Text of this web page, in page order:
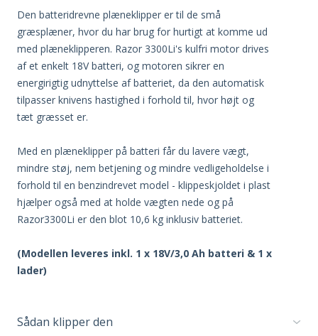
Den batteridrevne plæneklipper er til de små
græsplæner, hvor du har brug for hurtigt at komme ud
med plæneklipperen. Razor 3300Li's kulfri motor drives
af et enkelt 18V batteri, og motoren sikrer en
energirigtig udnyttelse af batteriet, da den automatisk
tilpasser knivens hastighed i forhold til, hvor højt og
tæt græsset er.
Med en plæneklipper på batteri får du lavere vægt,
mindre støj, nem betjening og mindre vedligeholdelse i
forhold til en benzindrevet model - klippeskjoldet i plast
hjælper også med at holde vægten nede og på
Razor3300Li er den blot 10,6 kg inklusiv batteriet.
(Modellen leveres inkl. 1 x 18V/3,0 Ah batteri & 1 x
lader)
Sådan klipper den